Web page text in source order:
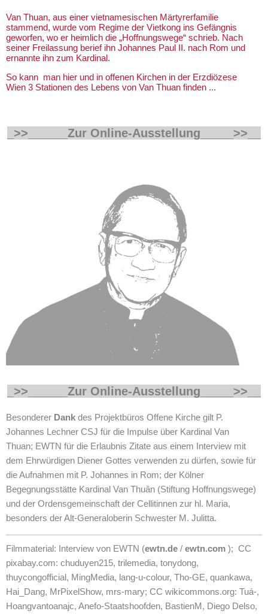
Van Thuan, aus einer vietnamesischen Märtyrerfamilie
stammend, wurde vom Regime der Vietkong ins Gefängnis
geworfen, wo er heimlich die „Hoffnungswege“ schrieb. Nach
seiner Freilassung berief ihn Johannes Paul II. nach Rom und
ernannte ihn zum Kardinal.
So kann man hier und in offenen Kirchen in der Erzdiözese
Wien 3 Stationen des Lebens von Van Thuan finden ...
_>>______Zur Online-Ausstellung _____>>__
_>>______Zur Online-Ausstellung _____>>__
Besonderer Dank des Projektbüros Offene Kirche gilt P.
Johannes Lechner CSJ für die Impulse über Kardinal Van
Thuan; EWTN für die Erlaubnis Zitate aus einem Interview mit
dem Ehrwürdigen Diener Gottes verwenden zu dürfen, sowie für
die Aufnahmen mit P. Johannes in Rom; der Kölner
Begegnungsstätte Kardinal Van Thuân (Stiftung Hoffnungswege)
und der Ordensgemeinschaft der Cellitinnen zur hl. Maria,
besonders der Alt-Generaloberin Schwester M. Julitta.
Filmmaterial: Interview von EWTN (ewtn.de / ewtn.com ); CC
pixabay.com: chuduyen215, trilemedia, tonydong,
thuycongofficial, MingMedia, lang-u-colour, Tho-GE, quankawa,
Hai_Dang, MrPixelShow, mrs-mary; CC wikicommons.org: Tuá-,
Hoangvantoanajc, Anefo-Staatshoofden, BastienM, Diego Delso,